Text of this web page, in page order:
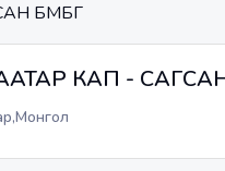
БӨМБӨГ
КАП - САГСАН